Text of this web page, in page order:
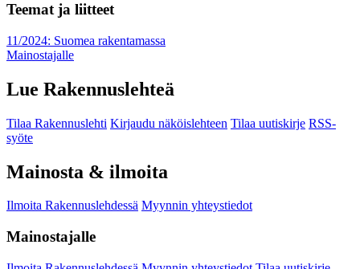
Teemat ja liitteet
11/2024: Suomea rakentamassa
Mainostajalle
Lue Rakennuslehteä
Tilaa Rakennuslehti Kirjaudu näköislehteen Tilaa uutiskirje RSS-
syöte
Mainosta & ilmoita
Ilmoita Rakennuslehdessä Myynnin yhteystiedot
Mainostajalle